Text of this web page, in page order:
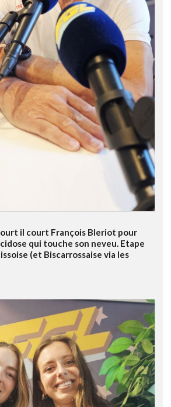
il court François Bleriot pour
qui touche son neveu. Etape
(et Biscarrossaise via les